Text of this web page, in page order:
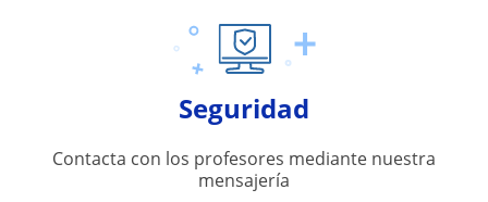
Seguridad
Contacta con los profesores mediante nuestra
mensajería